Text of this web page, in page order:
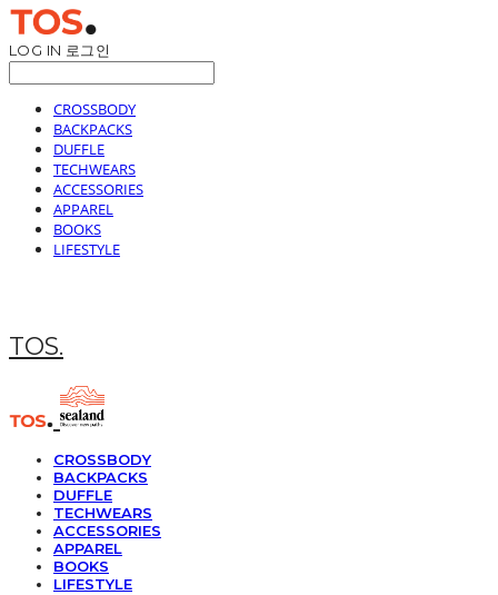
LOG IN 로그인
CROSSBODY
BACKPACKS
DUFFLE
TECHWEARS
ACCESSORIES
APPAREL
BOOKS
LIFESTYLE
TOS.
CROSSBODY
BACKPACKS
DUFFLE
TECHWEARS
ACCESSORIES
APPAREL
BOOKS
LIFESTYLE